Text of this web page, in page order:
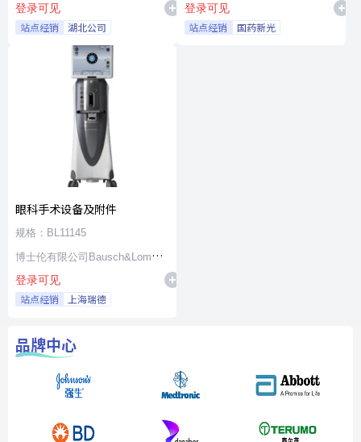
登录可见
站点经销 湖北公司
登录可见
站点经销 国药新光
眼科手术设备及附件
规格：BL11145
博士伦有限公司Bausch&Lomb
Incorporated
登录可见
站点经销 上海瑞德
品牌中心